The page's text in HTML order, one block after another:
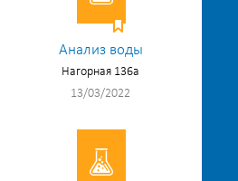
Анализ воды
Нагорная 136а
13/03/2022